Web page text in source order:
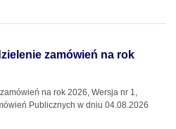
zamówień na rok
na rok 2026, Wersja nr 1,
Publicznych w dniu 04.08.2026